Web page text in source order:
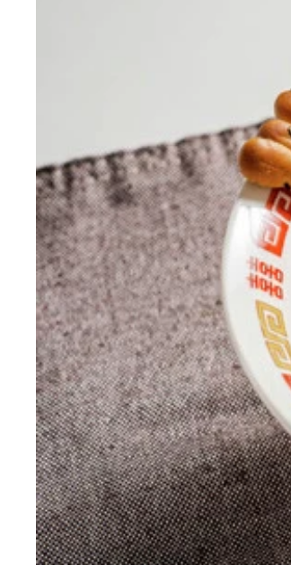
（１）熱湯！ ノンフライ麺の
（２）切る！ てりやきマック
（３）盛る！ 麺を食器に盛っ
（４）完成！「てりやきマック肉
（５）カスタム！ てりやきマ
独創的な料理を続々と開発して